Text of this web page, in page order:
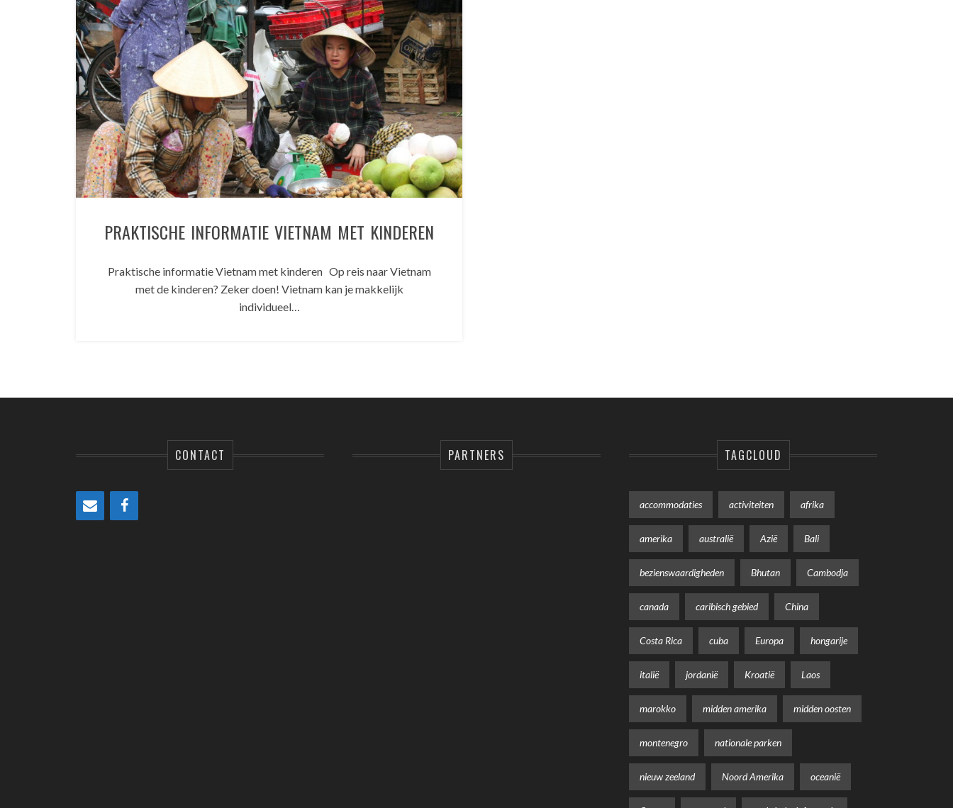
PRAKTISCHE INFORMATIE VIETNAM MET KINDEREN
Praktische informatie Vietnam met kinderen Op reis naar Vietnam
met de kinderen? Zeker doen! Vietnam kan je makkelijk
individueel…
CONTACT PARTNERS TAGCLOUD
accommodaties activiteiten afrika
amerika australië Azië Bali
bezienswaardigheden Bhutan Cambodja
canada caribisch gebied China
Costa Rica cuba Europa hongarije
italië jordanië Kroatië Laos
marokko midden amerika midden oosten
montenegro nationale parken
nieuw zeeland Noord Amerika oceanië